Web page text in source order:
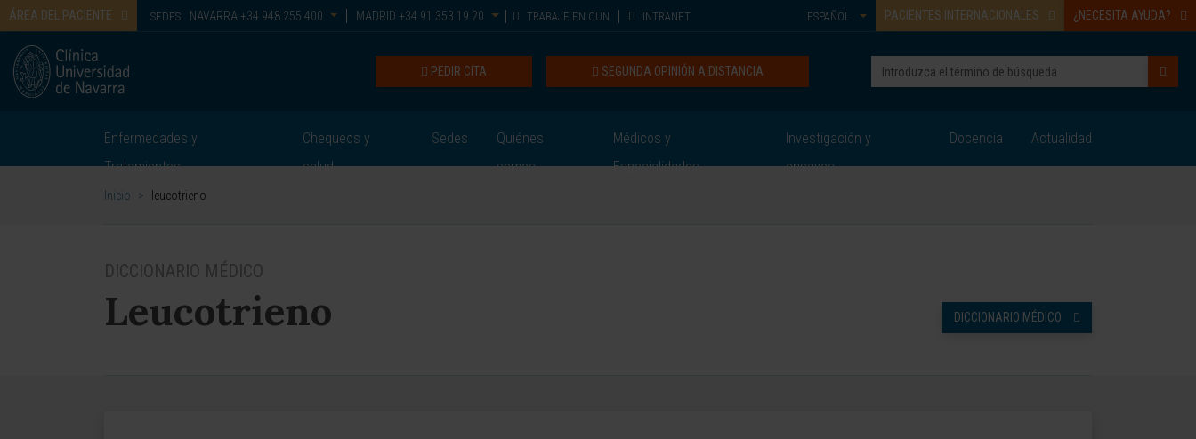
ÁREA DEL PACIENTE SEDES: NAVARRA +34 948 255 400 MADRID +34 91 353 19 20 TRABAJE EN CUN INTRANET PACIENTES INTERNACIONALES ¿NECESITA AYUDA?
ESPAÑOL
SEGUNDA OPINIÓN A DISTANCIA
PEDIR CITA
Enfermedades y
Tratamientos
Chequeos y
salud
Sedes
Quiénes
somos
Médicos y
Especialidades
Investigación y
ensayos
Docencia Actualidad
Inicio > leucotrieno
DICCIONARIO MÉDICO
Leucotrieno DICCIONARIO MÉDICO